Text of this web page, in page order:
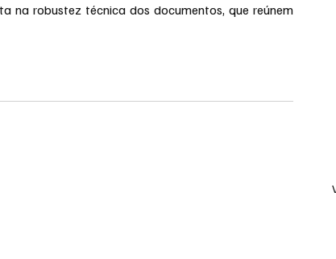
na robustez técnica dos documentos, que reúnem